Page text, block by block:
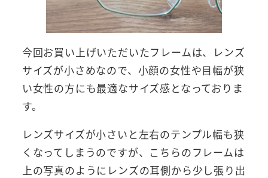
今回お買い上げいただいたフレームは、レンズ
サイズが小さめなので、小顔の女性や目幅が狭
い女性の方にも最適なサイズ感となっておりま
す。
レンズサイズが小さいと左右のテンプル幅も狭
くなってしまうのですが、こちらのフレームは
上の写真のようにレンズの耳側から少し張り出